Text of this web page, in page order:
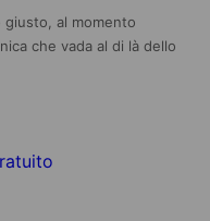
al momento
che vada al di là dello